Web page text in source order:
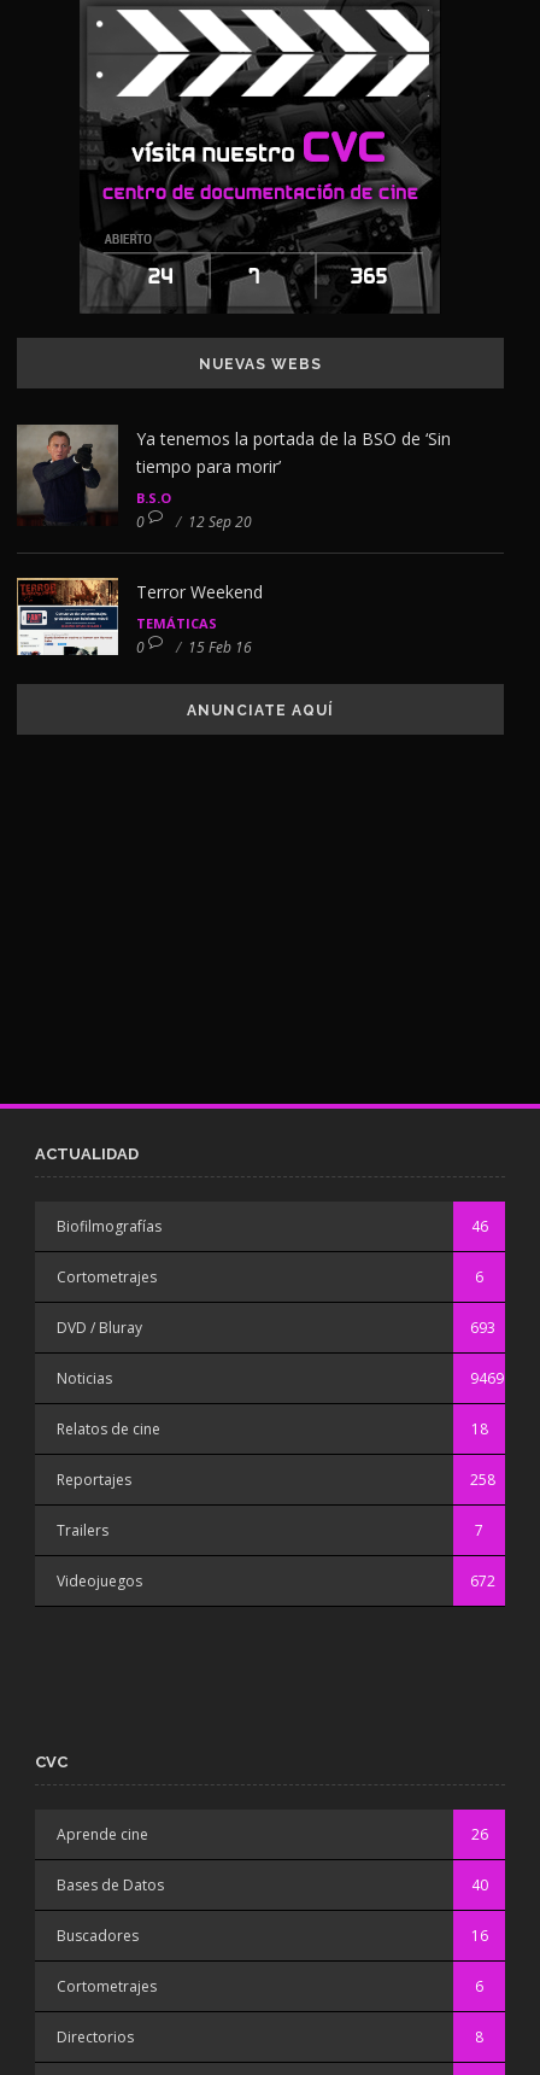
NUEVAS WEBS
Ya tenemos la portada de la BSO de ‘Sin
tiempo para morir’
B.S.O
0 / 12 Sep 20
Terror Weekend
TEMÁTICAS
0 / 15 Feb 16
ANUNCIATE AQUÍ
ACTUALIDAD
Biofilmografías 46
Cortometrajes 6
DVD / Bluray 693
Noticias 9469
Relatos de cine 18
Reportajes 258
Trailers 7
Videojuegos 672
CVC
Aprende cine 26
Bases de Datos 40
Buscadores 16
Cortometrajes 6
Directorios 8